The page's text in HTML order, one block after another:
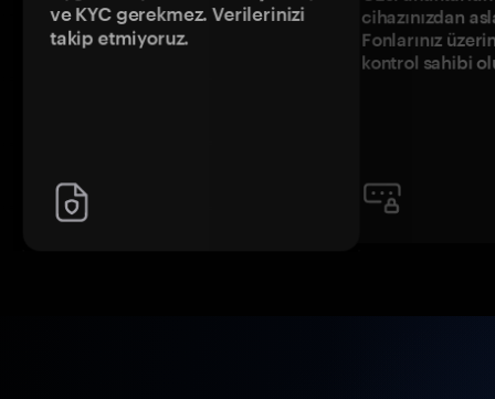
ve KYC gerekmez. Verilerinizi
takip etmiyoruz.
cihazınızdan
Fonlarınız
kontrol sahibi